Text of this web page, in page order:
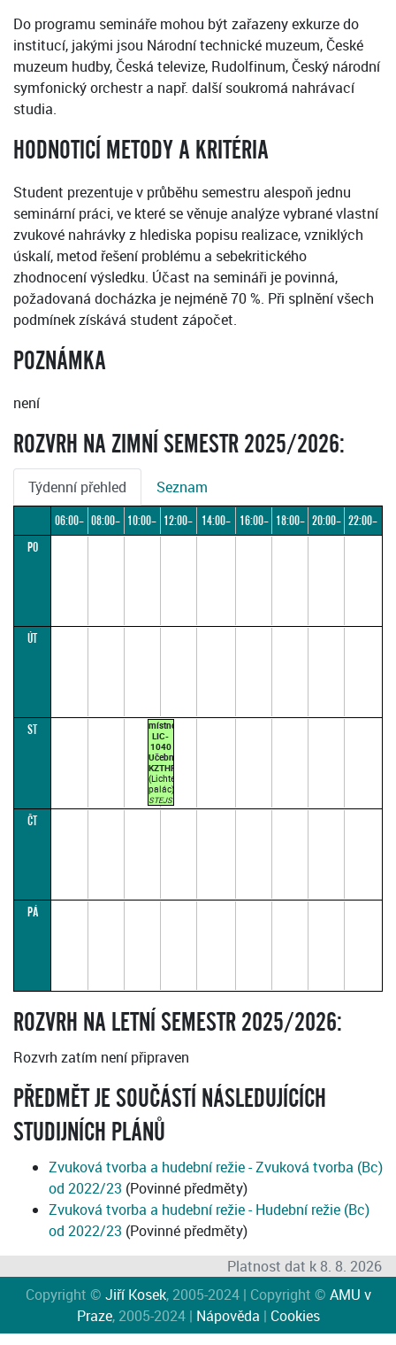
Do programu semináře mohou být zařazeny exkurze do
institucí, jakými jsou Národní technické muzeum, České
muzeum hudby, Česká televize, Rudolfinum, Český národní
symfonický orchestr a např. další soukromá nahrávací
studia.
HODNOTICÍ METODY A KRITÉRIA
Student prezentuje v průběhu semestru alespoň jednu
seminární práci, ve které se věnuje analýze vybrané vlastní
zvukové nahrávky z hlediska popisu realizace, vzniklých
úskalí, metod řešení problému a sebekritického
zhodnocení výsledku. Účast na semináři je povinná,
požadovaná docházka je nejméně 70 %. Při splnění všech
podmínek získává student zápočet.
POZNÁMKA
není
ROZVRH NA ZIMNÍ SEMESTR 2025/2026:
Týdenní přehled Seznam
06:00– 08:00– 10:00– 12:00–
14:00–
16:00– 18:00– 20:00– 22:00–
PO
ÚT
ST
místnost
LIC-
1040
Učebna
KZTHR
(Lichtenštejnský
palác)
STEJSKALOVÁ
S.
ČT
PÁ
ROZVRH NA LETNÍ SEMESTR 2025/2026:
Rozvrh zatím není připraven
PŘEDMĚT JE SOUČÁSTÍ NÁSLEDUJÍCÍCH
STUDIJNÍCH PLÁNŮ
Zvuková tvorba a hudební režie - Zvuková tvorba (Bc)
od 2022/23 (Povinné předměty)
Zvuková tvorba a hudební režie - Hudební režie (Bc)
od 2022/23 (Povinné předměty)
Platnost dat k 8. 8. 2026
Copyright © Jiří Kosek, 2005-2024 | Copyright © AMU v
Praze, 2005-2024 | Nápověda | Cookies